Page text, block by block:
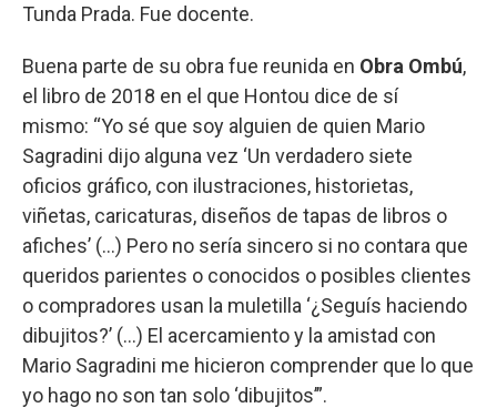
Tunda Prada. Fue docente.
Buena parte de su obra fue reunida en Obra Ombú,
el libro de 2018 en el que Hontou dice de sí
mismo: “Yo sé que soy alguien de quien Mario
Sagradini dijo alguna vez ‘Un verdadero siete
oficios gráfico, con ilustraciones, historietas,
viñetas, caricaturas, diseños de tapas de libros o
afiches’ (…) Pero no sería sincero si no contara que
queridos parientes o conocidos o posibles clientes
o compradores usan la muletilla ‘¿Seguís haciendo
dibujitos?’ (…) El acercamiento y la amistad con
Mario Sagradini me hicieron comprender que lo que
yo hago no son tan solo ‘dibujitos’”.